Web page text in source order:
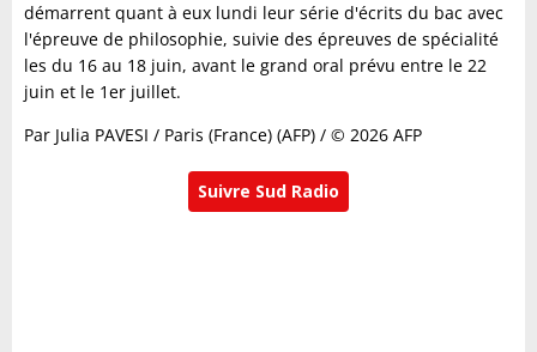
démarrent quant à eux lundi leur série d'écrits du bac avec
l'épreuve de philosophie, suivie des épreuves de spécialité
les du 16 au 18 juin, avant le grand oral prévu entre le 22
juin et le 1er juillet.
Par Julia PAVESI / Paris (France) (AFP) / © 2026 AFP
Suivre Sud Radio